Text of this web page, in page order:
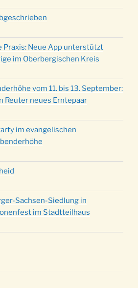
Beisammensein am Robert-
um 15:00 Uhr
der Kreisgruppe im
um 19:00 Uhr
des Frauenvereins im Ev.
weihnachtliches Brauchtum am
Hof um 17:00 Uhr
Konzert des Honterus Chors in
17:00 Uhr
mit Krippenspiel im Ev.
um 15:00 Uhr
in der FeG um 16 Uhr
in der Kirche um
mit der ev. Jugend in der Kirche
Praxis: Neue App unterstützt
im Oberbergischen Kreis
vom 11. bis 13. September:
Reuter neues Erntepaar
im evangelischen
Sachsen-Siedlung in
im Stadtteilhaus